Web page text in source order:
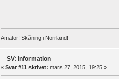
Amatör! Skåning i Norrland!
SV: Information
« Svar #11 skrivet: mars 27, 2015, 19:25 »